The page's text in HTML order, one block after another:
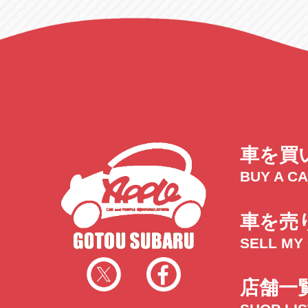
車を買
BUY A
車を売
SELL MY
店舗一